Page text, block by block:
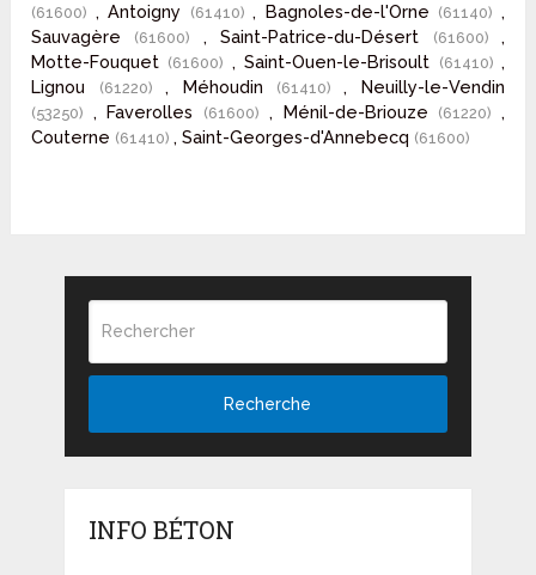
(61600) , Antoigny (61410), Bagnoles-de-l'Orne (61140) ,
Sauvagère
(61600) , Saint-Patrice-du-Désert (61600) ,
Motte-Fouquet (61600) , Saint-Ouen-le-Brisoult (61410) ,
Lignou
(61220), Méhoudin (61410), Neuilly-le-Vendin
(53250) , Faverolles (61600) , Ménil-de-Briouze (61220) ,
Couterne (61410), Saint-Georges-d'Annebecq (61600)
Recherche
INFO BÉTON